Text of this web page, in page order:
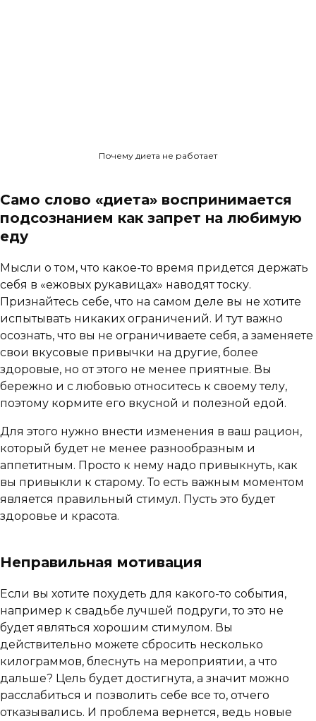
Почему диета не работает
Само слово «диета» воспринимается
подсознанием как запрет на любимую
еду
Мысли о том, что какое-то время придется держать
себя в «ежовых рукавицах» наводят тоску.
Признайтесь себе, что на самом деле вы не хотите
испытывать никаких ограничений. И тут важно
осознать, что вы не ограничиваете себя, а заменяете
свои вкусовые привычки на другие, более
здоровые, но от этого не менее приятные. Вы
бережно и с любовью относитесь к своему телу,
поэтому кормите его вкусной и полезной едой.
Для этого нужно внести изменения в ваш рацион,
который будет не менее разнообразным и
аппетитным. Просто к нему надо привыкнуть, как
вы привыкли к старому. То есть важным моментом
является правильный стимул. Пусть это будет
здоровье и красота.
Неправильная мотивация
Если вы хотите похудеть для какого-то события,
например к свадьбе лучшей подруги, то это не
будет являться хорошим стимулом. Вы
действительно можете сбросить несколько
килограммов, блеснуть на мероприятии, а что
дальше? Цель будет достигнута, а значит можно
расслабиться и позволить себе все то, отчего
отказывались. И проблема вернется, ведь новые